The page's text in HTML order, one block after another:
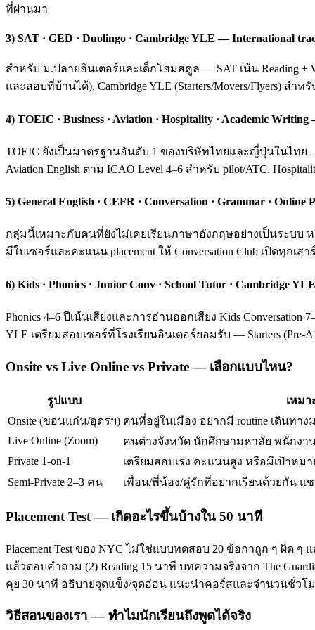
ที่ผ่านมา
3) SAT · GED · Duolingo · Cambridge YLE — International
สำหรับ ม.ปลายอินเตอร์และเด็กโฮมสคูล — SAT เน้น Reading +
และสอบที่บ้านได้), Cambridge YLE (Starters/Movers/Flyers) สำ
4) TOEIC · Business · Aviation · Hospitality · Academic
TOEIC ยังเป็นมาตรฐานอันดับ 1 ของบริษัทไทยและญี่ปุ่นในไทย —
Aviation English ตาม ICAO Level 4–6 สำหรับ pilot/ATC.
5) General English · CEFR · Conversation · Grammar ·
กลุ่มนี้เหมาะกับคนที่ยังไม่เคยเรียนภาษาอังกฤษอย่างเป็นระบบ
มีใบเซอร์และคะแนน placement ให้ Conversation Club เปิดทุก
6) Kids · Phonics · Junior Conv · School Tutor · Cambridge
Phonics 4–6 ปีเน้นเสียงและการอ่านออกเสียง Kids Conversation
YLE เตรียมสอบเซอร์ที่โรงเรียนอินเตอร์ยอมรับ — Starters (Pre-
Onsite vs Live Online vs Private — เลือกแบบไหน?
รูปแบบ
เหมา
Onsite (ขอนแก่น/อุดรฯ) คนที่อยู่ในเมือง อยากมี routine เดินทาง
Live Online (Zoom)
คนต่างจังหวัด นักศึกษามหาลัย พนักงา
Private 1-on-1
เตรียมสอบเร่ง คะแนนสูง หรือมีเป้าหมาย
Semi-Private 2–3 คน
เพื่อน/พี่น้อง/คู่รักที่อยากเรียนด้วยกัน แ
Placement Test — เกิดอะไรขึ้นบ้างใน 50 นาที
Placement Test ของ NYC ไม่ใช่แบบทดสอบ 20 ข้อกาถูก ๆ ผิด
แล้วตอบคำถาม (2) Reading 15 นาที บทความจริงจาก The
คุย 30 นาที อธิบายจุดแข็ง/จุดอ่อน แนะนำคอร์สและจำนวนชั่ว
วิธีสอนของเรา — ทำไมนักเรียนถึงพูดได้จริง